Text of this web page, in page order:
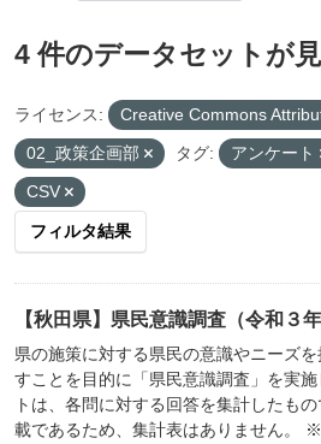
4 件のデータセットが
ライセンス: Creative Commons
02_政策企画部
タグ: アンケート
CSV
フィルタ結果
【秋田県】県民意識調査（令和３
県の施策に対する県民の意識やニーズ
すことを目的に「県民意識調査」を実
トは、各問に対する回答を集計したも
載であるため、集計表はありません。